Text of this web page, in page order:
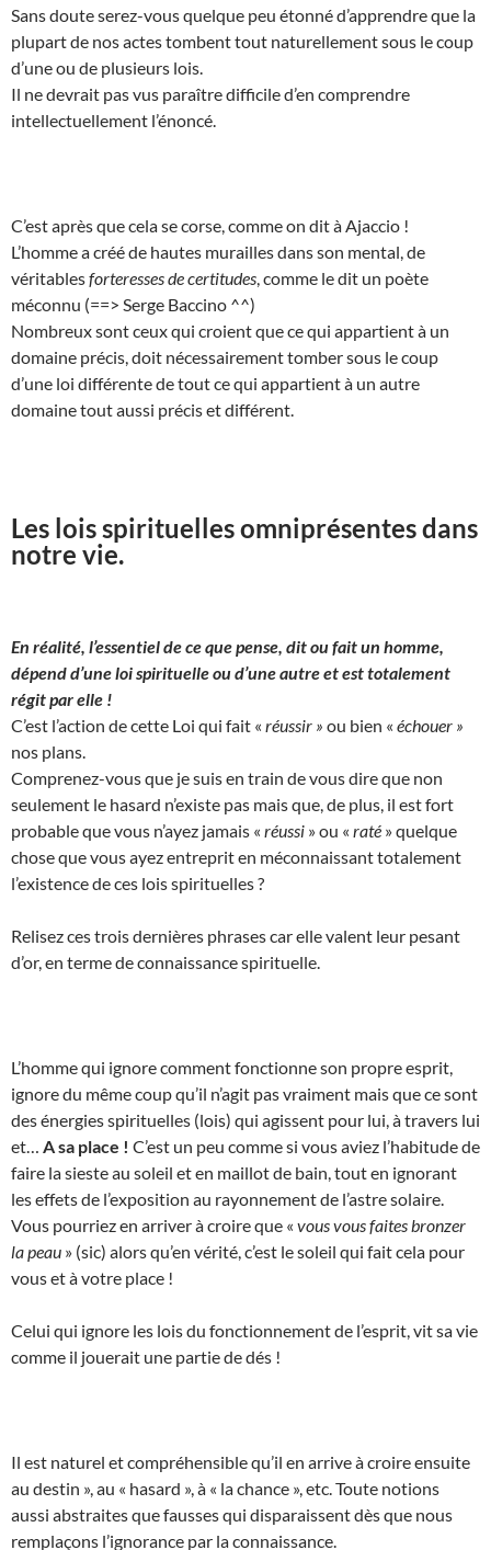
Sans doute serez-vous quelque peu étonné d’apprendre que la
plupart de nos actes tombent tout naturellement sous le coup
d’une ou de plusieurs lois.
Il ne devrait pas vus paraître difficile d’en comprendre
intellectuellement l’énoncé.
C’est après que cela se corse, comme on dit à Ajaccio !
L’homme a créé de hautes murailles dans son mental, de
véritablesforteresses de certitudes , comme le dit un poète
méconnu (==> Serge Baccino ^^)
Nombreux sont ceux qui croient que ce qui appartient à un
domaine précis, doit nécessairement tomber sous le coup
d’une loi différente de tout ce qui appartient à un autre
domaine tout aussi précis et différent.
Les lois spirituelles omniprésentes dans
notre vie.
En réalité, l’essentiel de ce que pense, dit ou fait un homme,
dépend d’une loi spirituelle ou d’une autre et est totalement
régit par elle !
C’est l’action de cette Loi qui fait « réussir » ou bien « échouer »
nos plans.
Comprenez-vous que je suis en train de vous dire que non
seulement le hasard n’existe pas mais que, de plus, il est fort
probable que vous n’ayez jamais « réussi » ou « raté » quelque
chose que vous ayez entreprit en méconnaissant totalement
l’existence de ces lois spirituelles ?
Relisez ces trois dernières phrases car elle valent leur pesant
d’or, en terme de connaissance spirituelle.
L’homme qui ignore comment fonctionne son propre esprit,
ignore du même coup qu’il n’agit pas vraiment mais que ce sont
des énergies spirituelles (lois) qui agissent pour lui, à travers lui
et… A sa place ! C’est un peu comme si vous aviez l’habitude de
faire la sieste au soleil et en maillot de bain, tout en ignorant
les effets de l’exposition au rayonnement de l’astre solaire.
Vous pourriez en arriver à croire que « vous vous faites bronzer
la peau » (sic) alors qu’en vérité, c’est le soleil qui fait cela pour
vous et à votre place !
Celui qui ignore les lois du fonctionnement de l’esprit, vit sa vie
comme il jouerait une partie de dés !
Il est naturel et compréhensible qu’il en arrive à croire ensuite
au destin », au « hasard », à « la chance », etc. Toute notions
aussi abstraites que fausses qui disparaissent dès que nous
remplaçons l’ignorance par la connaissance.